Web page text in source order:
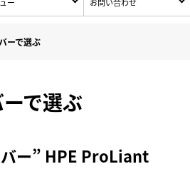
ーで選ぶ
で選ぶ
ー” HPE ProLiant